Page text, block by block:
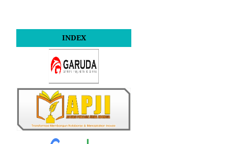
INDEX